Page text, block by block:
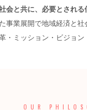
会と共に、必要とされ
事業展開で地域経済と
・ミッション・ビジョ
OUR